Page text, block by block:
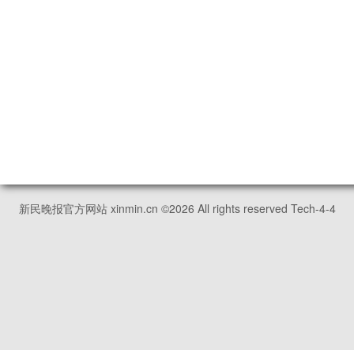
新民晚报官方网站 xinmin.cn ©2026 All rights reserved Tech-4-4